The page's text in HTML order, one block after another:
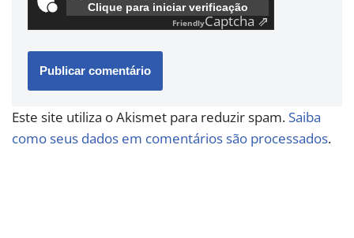
Clique para iniciar verificação
FriendlyCaptcha ⇗
Este site utiliza o Akismet para reduzir spam. Saiba
como seus dados em comentários são processados.